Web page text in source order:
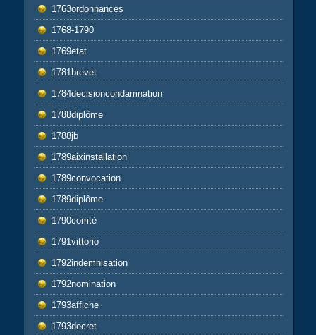
1763ordonnances
1768-1790
1769etat
1781brevet
1784decisioncondamnation
1788diplôme
1788jb
1789aixinstallation
1789convocation
1789diplôme
1790comté
1791vittorio
1792indemnisation
1792nomination
1793affiche
1793decret